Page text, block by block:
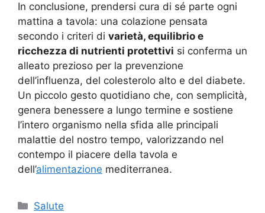
In conclusione, prendersi cura di sé parte ogni
mattina a tavola: una colazione pensata
secondo i criteri di varietà, equilibrio e
ricchezza di nutrienti protettivi si conferma un
alleato prezioso per la prevenzione
dell’influenza, del colesterolo alto e del diabete.
Un piccolo gesto quotidiano che, con semplicità,
genera benessere a lungo termine e sostiene
l’intero organismo nella sfida alle principali
malattie del nostro tempo, valorizzando nel
contempo il piacere della tavola e
dell’alimentazione mediterranea.
Categorie
Salute